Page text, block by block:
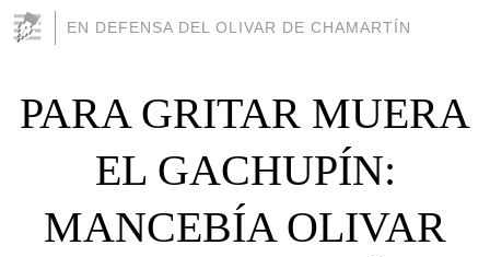
EN DEFENSA DEL OLIVAR DE CHAMARTÍN
PARA GRITAR MUERA
EL GACHUPÍN:
MANCEBÍA OLIVAR